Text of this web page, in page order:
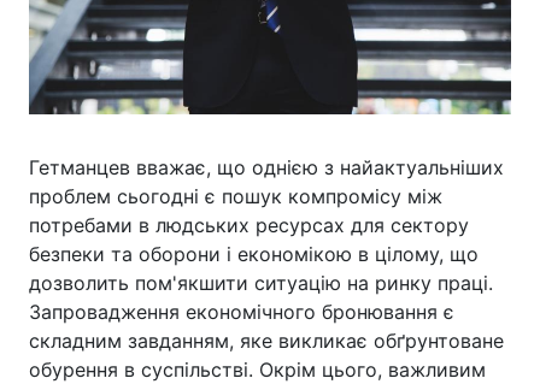
Гетманцев вважає, що однією з найактуальніших
проблем сьогодні є пошук компромісу між
потребами в людських ресурсах для сектору
безпеки та оборони і економікою в цілому, що
дозволить пом'якшити ситуацію на ринку праці.
Запровадження економічного бронювання є
складним завданням, яке викликає обґрунтоване
обурення в суспільстві. Окрім цього, важливим